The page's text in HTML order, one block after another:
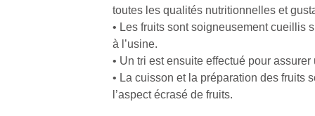
toutes les qualités nutritionnelles et
• Les fruits sont soigneusement cueillis
à l’usine.
• Un tri est ensuite effectué pour
• La cuisson et la préparation des fruits
l’aspect écrasé de fruits.